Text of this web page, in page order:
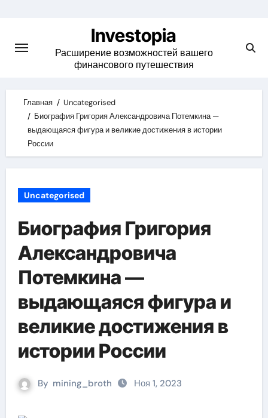
content
Investopia
Расширение возможностей вашего
финансового путешествия
Главная
Uncategorised
Биография Григория Александровича Потемкина —
выдающаяся фигура и великие достижения в истории
России
Uncategorised
Биография Григория
Александровича
Потемкина —
выдающаяся фигура и
великие достижения в
истории России
By mining_broth Ноя 1, 2023